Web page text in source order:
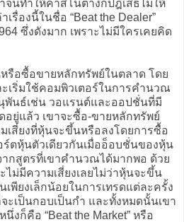
จนทำให้คาสิโนต่างก็ปฎิเสธไม่ให้
เรื่องนี้ในชื่อ “Beat the Dealer”
ซึ่งดังมาก เพราะไม่มีใครเคยคิด
หรือซื้อขายหลักทรัพย์ในตลาด โดย
เริ่มใช้คอมพิวเตอร์ในการคำนวณ
พันธ์เช่น วอแรนต์และออปชั่นที่มี
ยู่แล้ว เขาจะซื้อ-ขายหลักทรัพย์
เสี่ยงที่หุ้นจะขึ้นหรือลงโดยการซื้อ
ตหุ้นตัวเดียวกันเมื่ออ็อบชั่นของหุ้น
กสูตรที่เขาคำนวณได้มากพอ ด้วย
ม่มีความเสี่ยงเลยไม่ว่าหุ้นจะขึ้น
พียงเล็กน้อยในการเทรดแต่ละครั้ง
ะเป็นกอบเป็นกำ และทั้งหมดนั้นเขา
งก็คือ “Beat the Market” หรือ